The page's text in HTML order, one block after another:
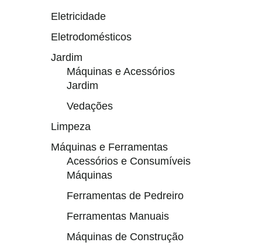
Eletricidade
Eletrodomésticos
Jardim
Máquinas e Acessórios
Jardim
Vedações
Limpeza
Máquinas e Ferramentas
Acessórios e Consumíveis
Máquinas
Ferramentas de Pedreiro
Ferramentas Manuais
Máquinas de Construção